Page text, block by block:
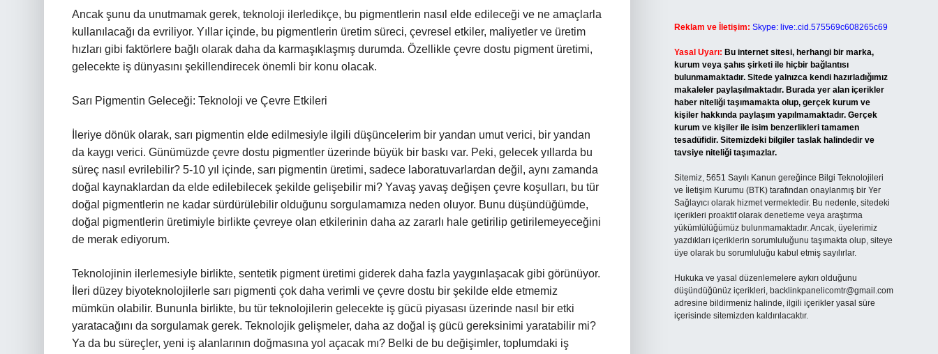
Ancak şunu da unutmamak gerek, teknoloji ilerledikçe, bu pigmentlerin nasıl elde edileceği ve ne amaçlarla
kullanılacağı da evriliyor. Yıllar içinde, bu pigmentlerin üretim süreci, çevresel etkiler, maliyetler ve üretim
hızları gibi faktörlere bağlı olarak daha da karmaşıklaşmış durumda. Özellikle çevre dostu pigment üretimi,
gelecekte iş dünyasını şekillendirecek önemli bir konu olacak.
Sarı Pigmentin Geleceği: Teknoloji ve Çevre Etkileri
İleriye dönük olarak, sarı pigmentin elde edilmesiyle ilgili düşüncelerim bir yandan umut verici, bir yandan
da kaygı verici. Günümüzde çevre dostu pigmentler üzerinde büyük bir baskı var. Peki, gelecek yıllarda bu
süreç nasıl evrilebilir? 5-10 yıl içinde, sarı pigmentin üretimi, sadece laboratuvarlardan değil, aynı zamanda
doğal kaynaklardan da elde edilebilecek şekilde gelişebilir mi? Yavaş yavaş değişen çevre koşulları, bu tür
doğal pigmentlerin ne kadar sürdürülebilir olduğunu sorgulamamıza neden oluyor. Bunu düşündüğümde,
doğal pigmentlerin üretimiyle birlikte çevreye olan etkilerinin daha az zararlı hale getirilip getirilemeyeceğini
de merak ediyorum.
Teknolojinin ilerlemesiyle birlikte, sentetik pigment üretimi giderek daha fazla yaygınlaşacak gibi görünüyor.
İleri düzey biyoteknolojilerle sarı pigmenti çok daha verimli ve çevre dostu bir şekilde elde etmemiz
mümkün olabilir. Bununla birlikte, bu tür teknolojilerin gelecekte iş gücü piyasası üzerinde nasıl bir etki
yaratacağını da sorgulamak gerek. Teknolojik gelişmeler, daha az doğal iş gücü gereksinimi yaratabilir mi?
Ya da bu süreçler, yeni iş alanlarının doğmasına yol açacak mı? Belki de bu değişimler, toplumdaki iş
Reklam ve İletişim: Skype: live:.cid.575569c608265c69
Yasal Uyarı: Bu internet sitesi, herhangi bir marka,
kurum veya şahıs şirketi ile hiçbir bağlantısı
bulunmamaktadır. Sitede yalnızca kendi hazırladığımız
makaleler paylaşılmaktadır. Burada yer alan içerikler
haber niteliği taşımamakta olup, gerçek kurum ve
kişiler hakkında paylaşım yapılmamaktadır. Gerçek
kurum ve kişiler ile isim benzerlikleri tamamen
tesadüfidir. Sitemizdeki bilgiler taslak halindedir ve
tavsiye niteliği taşımazlar.
Sitemiz, 5651 Sayılı Kanun gereğince Bilgi Teknolojileri
ve İletişim Kurumu (BTK) tarafından onaylanmış bir Yer
Sağlayıcı olarak hizmet vermektedir. Bu nedenle, sitedeki
içerikleri proaktif olarak denetleme veya araştırma
yükümlülüğümüz bulunmamaktadır. Ancak, üyelerimiz
yazdıkları içeriklerin sorumluluğunu taşımakta olup, siteye
üye olarak bu sorumluluğu kabul etmiş sayılırlar.
Hukuka ve yasal düzenlemelere aykırı olduğunu
düşündüğünüz içerikleri, backlinkpanelicomtr@gmail.com
adresine bildirmeniz halinde, ilgili içerikler yasal süre
içerisinde sitemizden kaldırılacaktır.